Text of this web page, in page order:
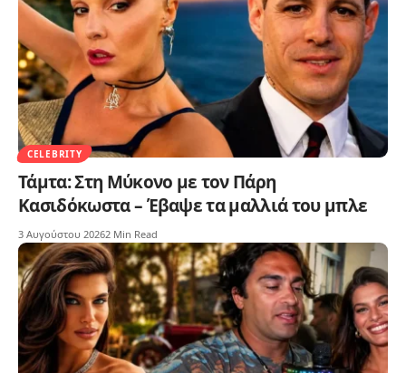
CELEBRITY
Τάμτα: Στη Μύκονο με τον Πάρη
Κασιδόκωστα – Έβαψε τα μαλλιά του μπλε
3 Αυγούστου 20262 Min Read